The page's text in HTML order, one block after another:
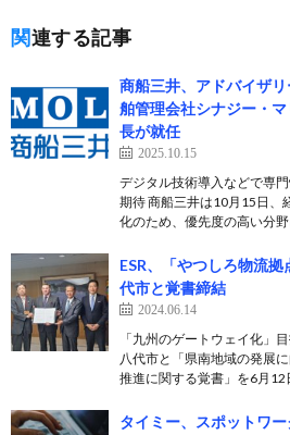
関連する記事
商船三井、アドバイザ
舶管理会社シナジー・
長が就任
2025.10.15
デジタル技術導入などで専
期待 商船三井は10月15日、
化のため、優先度の高い分
ESR、「やつしろ物流
代市と覚書締結
2024.06.14
「九州のゲートウェイ化」
八代市と「県南地域の発展
推進に関する覚書」を6月
タイミー、スポットワ